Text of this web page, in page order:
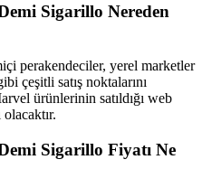
Sigarillo Nereden
perakendeciler, yerel marketler
çeşitli satış noktalarını
ürünlerinin satıldığı web
Sigarillo Fiyatı Ne